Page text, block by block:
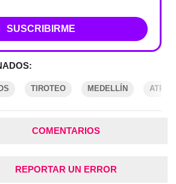
SUSCRIBIRME
TIROTEO MEDELLÍN
COMENTARIOS
REPORTAR UN ERROR